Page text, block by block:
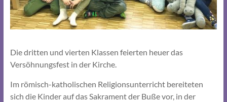
Die dritten und vierten Klassen feierten heuer das
Versöhnungsfest in der Kirche.
Im römisch-katholischen Religionsunterricht bereiteten
sich die Kinder auf das Sakrament der Buße vor, in der